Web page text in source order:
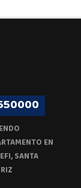
EN
SANTA